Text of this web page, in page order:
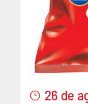
26 de